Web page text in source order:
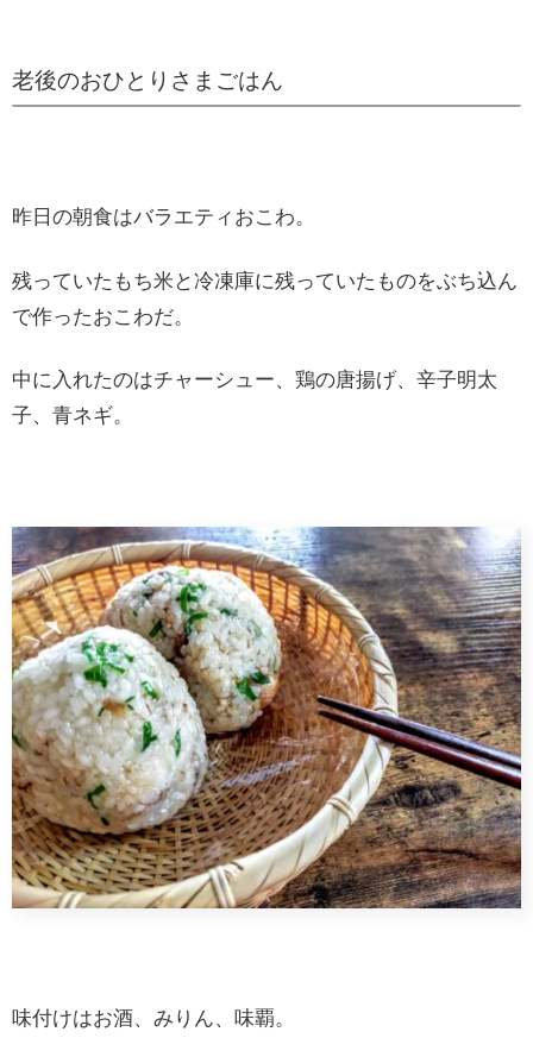
老後のおひとりさまごはん
昨日の朝食はバラエティおこわ。
残っていたもち米と冷凍庫に残っていたものをぶち込ん
で作ったおこわだ。
中に入れたのはチャーシュー、鶏の唐揚げ、辛子明太
子、青ネギ。
味付けはお酒、みりん、味覇。